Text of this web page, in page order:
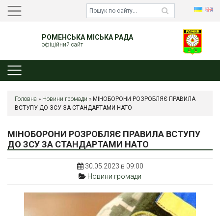
РОМЕНСЬКА МІСЬКА РАДА
офіційний сайт
Головна » Новини громади » МІНОБОРОНИ РОЗРОБЛЯЄ ПРАВИЛА
ВСТУПУ ДО ЗСУ ЗА СТАНДАРТАМИ НАТО
МІНОБОРОНИ РОЗРОБЛЯЄ ПРАВИЛА ВСТУПУ
ДО ЗСУ ЗА СТАНДАРТАМИ НАТО
30.05.2023 в 09:00
Новини громади